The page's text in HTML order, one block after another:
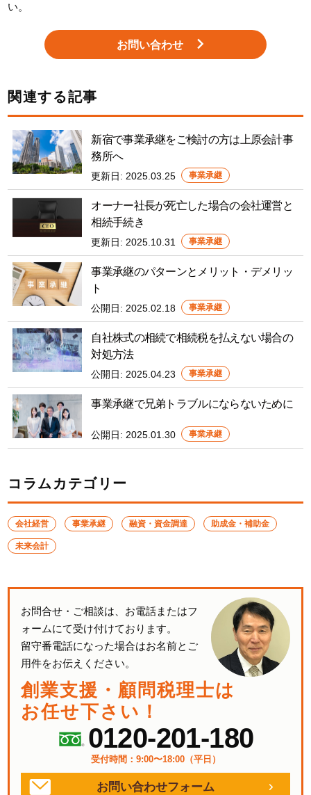
い。
お問い合わせ
関連する記事
新宿で事業承継をご検討の方は上原会計事
務所へ
更新日: 2025.03.25 事業承継
オーナー社長が死亡した場合の会社運営と
相続手続き
更新日: 2025.10.31 事業承継
事業承継のパターンとメリット・デメリッ
ト
公開日: 2025.02.18 事業承継
自社株式の相続で相続税を払えない場合の
対処方法
公開日: 2025.04.23 事業承継
事業承継で兄弟トラブルにならないために
公開日: 2025.01.30 事業承継
コラムカテゴリー
会社経営 事業承継 融資・資金調達 助成金・補助金
未来会計
お問合せ・ご相談は、お電話またはフ
ォームにて受け付けております。
留守番電話になった場合はお名前とご
用件をお伝えください。
創業支援・顧問税理士は
お任せ下さい！
0120-201-180
受付時間：9:00〜18:00（平日）
お問い合わせフォーム